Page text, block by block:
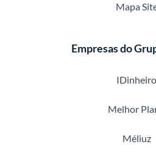
Mapa
Empresas do
IDinheiro
Melhor
Méliuz